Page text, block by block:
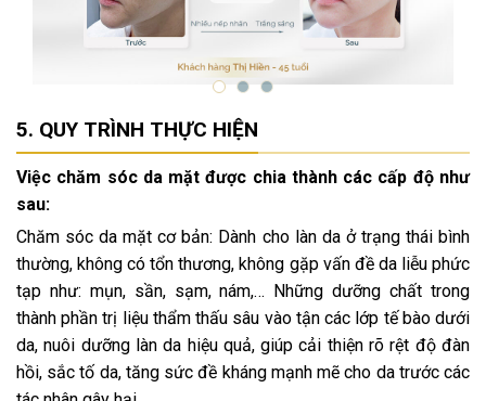
QUY TRÌNH THỰC HIỆN
Việc chăm sóc da mặt được chia thành các cấp độ như
sau:
Chăm sóc da mặt cơ bản: Dành cho làn da ở trạng thái bình
thường, không có tổn thương, không gặp vấn đề da liễu phức
tạp như: mụn, sần, sạm, nám,… Những dưỡng chất trong
thành phần trị liệu thẩm thấu sâu vào tận các lớp tế bào dưới
da, nuôi dưỡng làn da hiệu quả, giúp cải thiện rõ rệt độ đàn
hồi, sắc tố da, tăng sức đề kháng mạnh mẽ cho da trước các